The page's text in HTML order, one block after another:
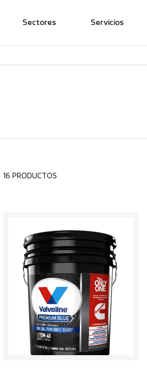
Sectores Servicios
16 PRODUCTOS